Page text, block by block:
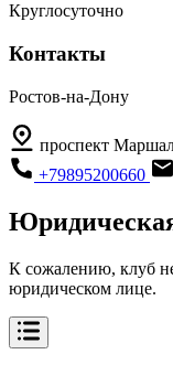
Круглосуточно
Контакты
Ростов-на-Дону
проспект
+79895200660
К сожалению, клуб
юридическом лице.